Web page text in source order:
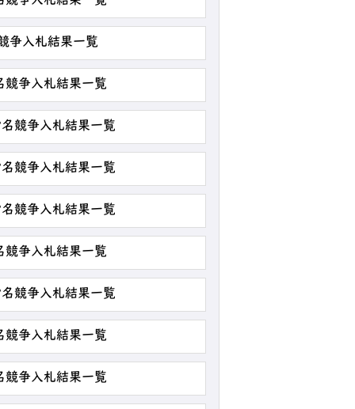
争入札結果一覧
争入札結果一覧
競争入札結果一覧
競争入札結果一覧
競争入札結果一覧
争入札結果一覧
競争入札結果一覧
争入札結果一覧
争入札結果一覧